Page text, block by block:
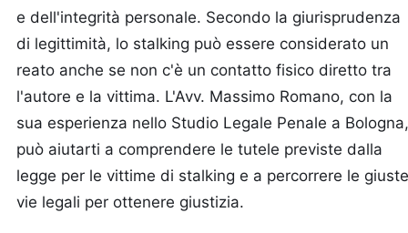
e dell'integrità personale. Secondo la giurisprudenza
di legittimità, lo stalking può essere considerato un
reato anche se non c'è un contatto fisico diretto tra
l'autore e la vittima. L'Avv. Massimo Romano, con la
sua esperienza nello Studio Legale Penale a Bologna,
può aiutarti a comprendere le tutele previste dalla
legge per le vittime di stalking e a percorrere le giuste
vie legali per ottenere giustizia.